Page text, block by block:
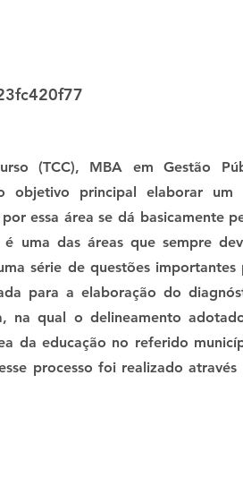
(TCC), MBA em Gestão
objetivo principal elaborar um
essa área se dá basicamente
uma das áreas que sempre
série de questões
para a elaboração do
na qual o delineamento
da educação no referido
processo foi realizado